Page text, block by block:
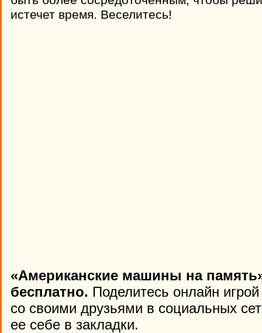
истечет время. Веселитесь!
«Американские машины на
бесплатно. Поделитесь онлайн
со своими друзьями в социальных
ее себе в закладки.